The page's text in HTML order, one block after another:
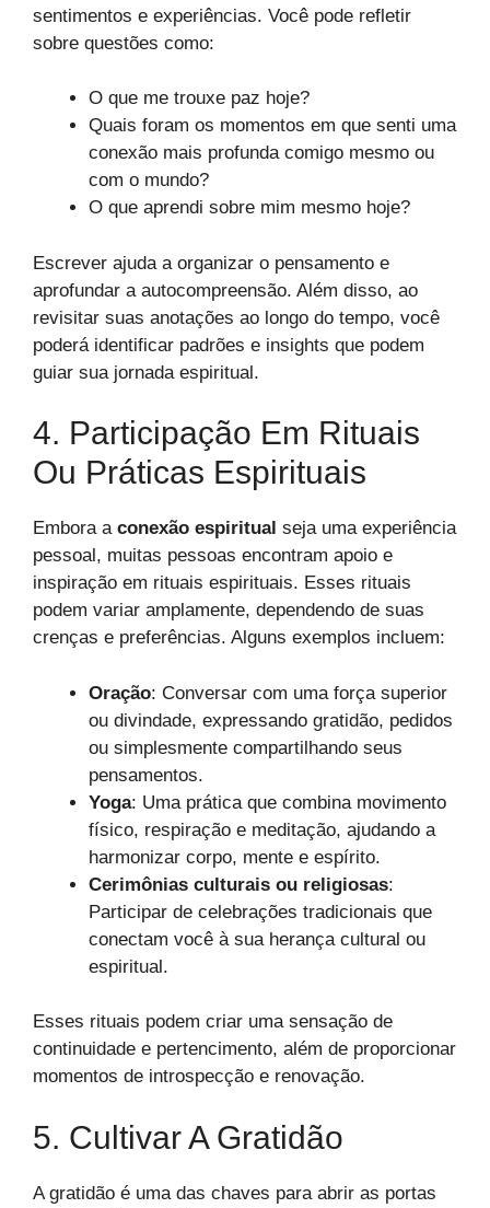
sentimentos e experiências. Você pode refletir
sobre questões como:
O que me trouxe paz hoje?
Quais foram os momentos em que senti uma
conexão mais profunda comigo mesmo ou
com o mundo?
O que aprendi sobre mim mesmo hoje?
Escrever ajuda a organizar o pensamento e
aprofundar a autocompreensão. Além disso, ao
revisitar suas anotações ao longo do tempo, você
poderá identificar padrões e insights que podem
guiar sua jornada espiritual.
4. Participação Em Rituais
Ou Práticas Espirituais
Embora a conexão espiritual seja uma experiência
pessoal, muitas pessoas encontram apoio e
inspiração em rituais espirituais. Esses rituais
podem variar amplamente, dependendo de suas
crenças e preferências. Alguns exemplos incluem:
Oração: Conversar com uma força superior
ou divindade, expressando gratidão, pedidos
ou simplesmente compartilhando seus
pensamentos.
Yoga: Uma prática que combina movimento
físico, respiração e meditação, ajudando a
harmonizar corpo, mente e espírito.
Cerimônias culturais ou religiosas:
Participar de celebrações tradicionais que
conectam você à sua herança cultural ou
espiritual.
Esses rituais podem criar uma sensação de
continuidade e pertencimento, além de proporcionar
momentos de introspecção e renovação.
5. Cultivar A Gratidão
A gratidão é uma das chaves para abrir as portas